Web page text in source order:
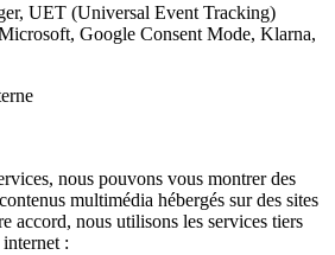
UET (Universal Event Tracking)
Google Consent Mode, Klarna,
nous pouvons vous montrer des
multimédia hébergés sur des sites
accord, nous utilisons les services tiers
: